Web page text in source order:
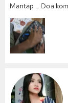
Mantap … Doa